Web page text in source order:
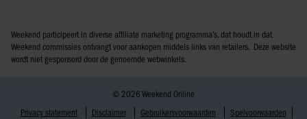
Weekend participeert in diverse affiliate marketing programma’s, dat houdt in dat
Weekend commissies ontvangt voor aankopen middels links van retailers. Deze website
wordt niet gesponsord door de genoemde webwinkels.
© 2026 Weekend Online
Privacy statement
Disclaimer Gebruikersvoorwaarden Spelvoorwaarden